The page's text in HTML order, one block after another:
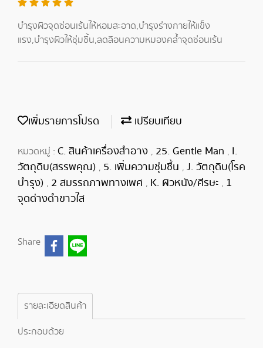
บำรุงผิวจุดซ่อนเร้นให้หอมสะอาด,บำรุงร่างกายให้แข็ง
แรง,บำรุงผิวให้ชุ่มชื้น,ลดลือนความหมองคล้ำจุดซ่อนเร้น
เพิ่มรายการโปรด เปรียบเทียบ
หมวดหมู่ : C. สินค้าเครื่องสำอาง , 25. Gentle Man , I.
วัตถุดิบ(สรรพคุณ) , 5. เพิ่มความชุ่มชื้น , J. วัตถุดิบ(โรค
บำรุง) , 2 สมรรถภาพทางเพศ , K. ผิวหนัง/ศีรษะ , 1
จุดด่างดำขาวใส
Share
รายละเอียดสินค้า
ประกอบด้วย